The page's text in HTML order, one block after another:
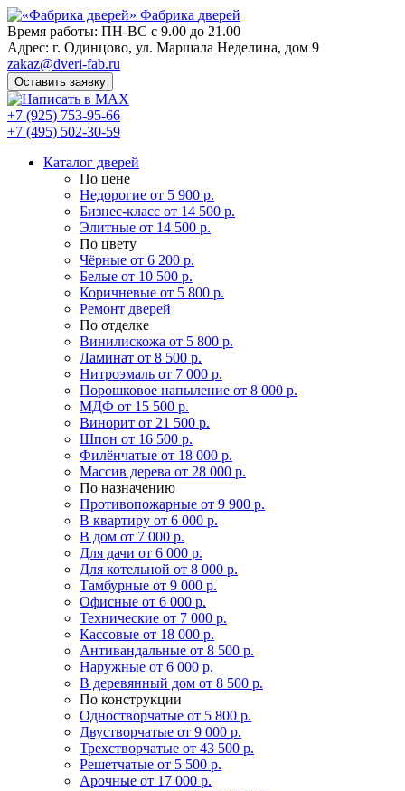
Фабрика дверей
Время работы: ПН-ВС с 9.00 до 21.00
Адрес: г. Одинцово, ул. Маршала Неделина, дом 9
zakaz@dveri-fab.ru
Оставить заявку
+7 (925) 753-95-66
+7 (495) 502-30-59
Каталог дверей
По цене
Недорогие от 5 900 р.
Бизнес-класс от 14 500 р.
Элитные от 14 500 р.
По цвету
Чёрные от 6 200 р.
Белые от 10 500 р.
Коричневые от 5 800 р.
Ремонт дверей
По отделке
Винилискожа от 5 800 р.
Ламинат от 8 500 р.
Нитроэмаль от 7 000 р.
Порошковое напыление от 8 000 р.
МДФ от 15 500 р.
Винорит от 21 500 р.
Шпон от 16 500 р.
Филёнчатые от 18 000 р.
Массив дерева от 28 000 р.
По назначению
Противопожарные от 9 900 р.
В квартиру от 6 000 р.
В дом от 7 000 р.
Для дачи от 6 000 р.
Для котельной от 8 000 р.
Тамбурные от 9 000 р.
Офисные от 6 000 р.
Технические от 7 000 р.
Кассовые от 18 000 р.
Антивандальные от 8 500 р.
Наружные от 6 000 р.
В деревянный дом от 8 500 р.
По конструкции
Одностворчатые от 5 800 р.
Двустворчатые от 9 000 р.
Трехстворчатые от 43 500 р.
Решетчатые от 5 500 р.
Арочные от 17 000 р.